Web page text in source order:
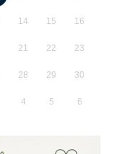
14 15 16
21 22 23
28 29 30
4 5 6